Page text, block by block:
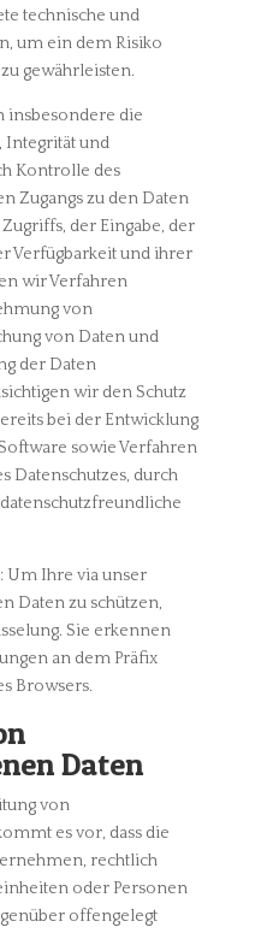
technische und
um ein dem Risiko
gewährleisten.
insbesondere die
Integrität und
Kontrolle des
Zugangs zu den Daten
der Eingabe, der
Verfügbarkeit und ihrer
wir Verfahren
von
von Daten und
der Daten
wir den Schutz
bei der Entwicklung
sowie Verfahren
Datenschutzes, durch
: Um Ihre via unser
Daten zu schützen,
Sie erkennen
an dem Präfix
Browsers.
Daten
von
es vor, dass die
rechtlich
oder Personen
offengelegt